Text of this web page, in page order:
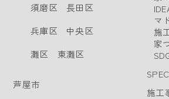
須磨区
長田区
兵庫区
中央区
灘区
東灘区
芦屋市
マ
施
家
SPEC
施工